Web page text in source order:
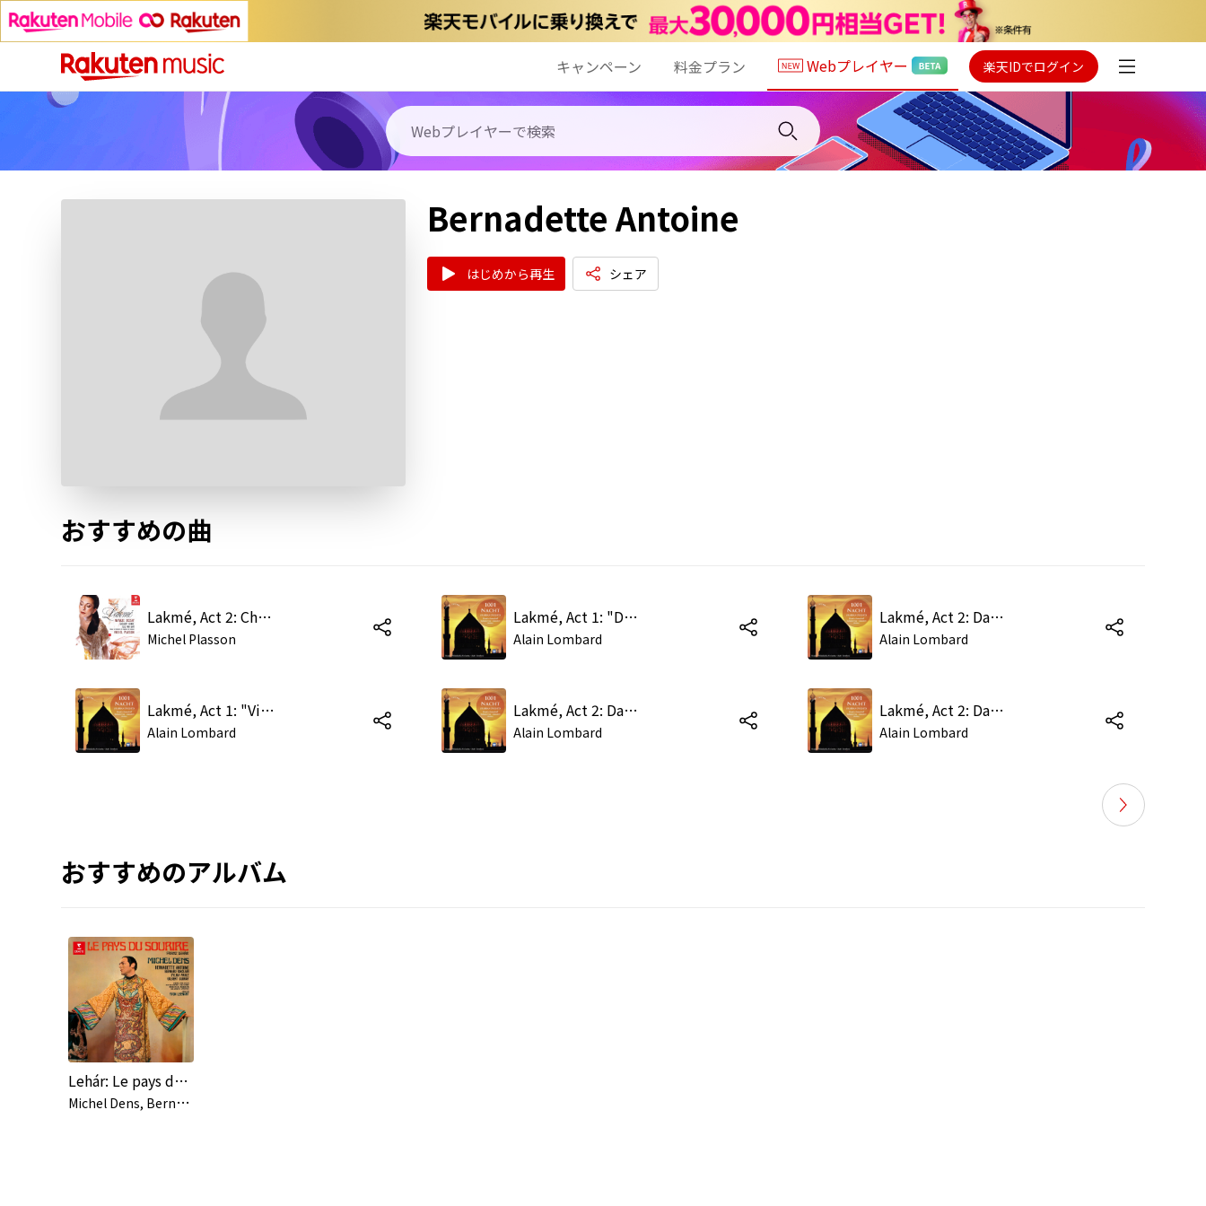
キャンペーン 料金プラン Webプレイヤー 楽天IDでログイン
Bernadette Antoine
はじめから再生 シェア
おすすめの曲
Lakmé, Act 2: Chœur et scène du marché. "Allons, avant que midi sonne" (Chœur, Mistress Bentson, Frédéric, Rose)
Michel Plasson
Lakmé, Act 1: "Viens, Mallika" (Lakmé, Mallika)
Alain Lombard
Lakmé, Act 1: "Dôme épais le jasmin à la rose s'assemble" (Lakmé, Mallika)
Alain Lombard
Lakmé, Act 2: Dances - Introduction
Alain Lombard
Lakmé, Act 2: Dances - Terâna
Alain Lombard
Lakmé, Act 2: Dances - Rektah
Alain Lombard
おすすめのアルバム
Lehár: Le pays du sourire
M
ichel Dens, Bernadette Antoine, Orchestre de l'Association des Concerts Lamoureux, Yvon Leenart